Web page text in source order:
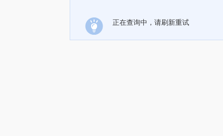
正在查询中，请刷新重试